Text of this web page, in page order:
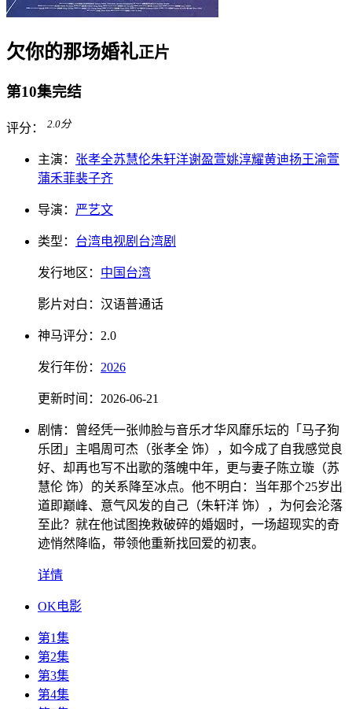
欠你的那场婚礼正片
第10集完结
评分： 2.0分
主演： 张孝全苏慧伦朱轩洋谢盈萱姚淳耀黄迪扬王渝萱
蒲禾菲裴子齐
导演： 严艺文
类型： 台湾电视剧 台湾剧
发行地区： 中国台湾
影片对白： 汉语普通话
神马评分： 2.0
发行年份： 2026
更新时间： 2026-06-21
剧情：
曾经凭一张帅脸与音乐才华风靡乐坛的「马子狗
乐团」主唱周可杰（张孝全 饰），如今成了自我感觉良
好、却再也写不出歌的落魄中年，更与妻子陈立璇（苏
慧伦 饰）的关系降至冰点。他不明白：当年那个25岁出
道即巅峰、意气风发的自己（朱轩洋 饰），为何会沦落
至此？就在他试图挽救破碎的婚姻时，一场超现实的奇
迹悄然降临，带领他重新找回爱的初衷。
详情
OK电影
第1集
第2集
第3集
第4集